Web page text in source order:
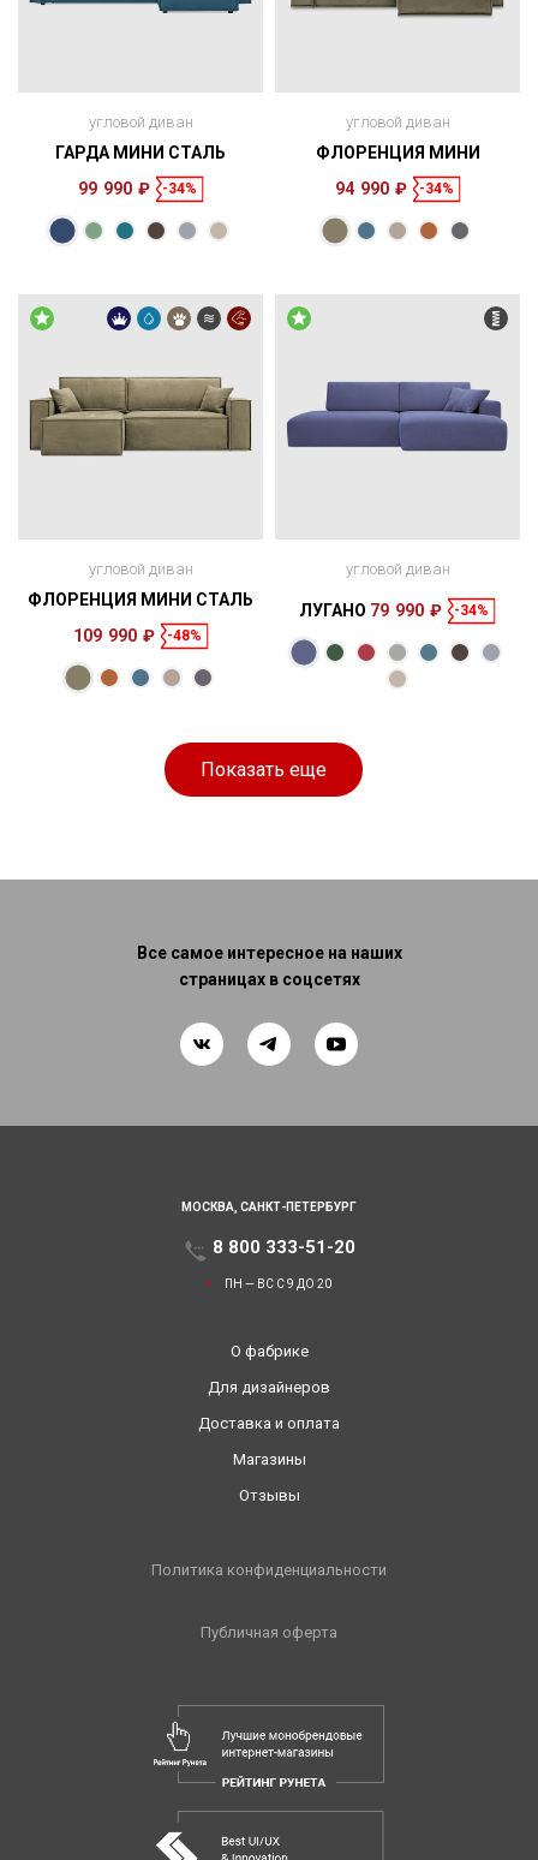
Размеры
см
Спальное
угловой диван
ГАРДА МИНИ СТАЛЬ
99 990 ₽
-34%
Размеры
см
Спальное
угловой диван
ФЛОРЕНЦИЯ МИНИ
94 990 ₽
-34%
Размеры
Спальное
угловой диван
ФЛОРЕНЦИЯ МИНИ СТАЛЬ
109 990 ₽
-48%
Размеры
угловой диван
ЛУГАНО 79 990 ₽ -34%
Показать еще
Все самое интересное на наших
страницах в соцсетях
МОСКВА, САНКТ-ПЕТЕРБУРГ
8 800 333-51-20
ПН — ВС С 9 ДО 20
О фабрике
Для дизайнеров
Доставка и оплата
Магазины
Отзывы
Политика конфиденциальности
Публичная оферта